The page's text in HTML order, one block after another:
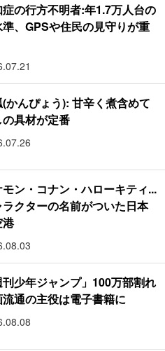
の行方不明者:年1.7万人台の
、GPSや住民の見守りが重
かんぴょう): 甘辛く煮含めて
具材が定番
ン・コナン・ハローキティ...
ラクターの名前がついた日本
港
刊少年ジャンプ」100万部割れ
通の主役は電子書籍に